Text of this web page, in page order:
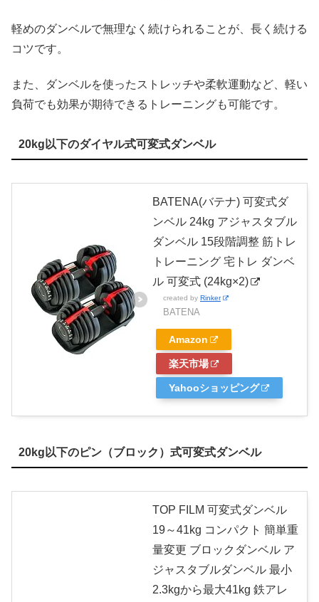
軽めのダンベルで無理なく続けられることが、長く続ける
コツです。
また、ダンベルを使ったストレッチや柔軟運動など、軽い
負荷でも効果が期待できるトレーニングも可能です。
20kg以下のダイヤル式可変式ダンベル
BATENA(バテナ) 可変式ダ
ンベル 24kg アジャスタブル
ダンベル 15段階調整 筋トレ
トレーニング 宅トレ ダンベ
ル 可変式 (24kg×2)
created by Rinker
BATENA
Amazon
楽天市場
Yahooショッピング
20kg以下のピン（ブロック）式可変式ダンベル
TOP FILM 可変式ダンベル
19～41kg コンパクト 簡単重
量変更 ブロックダンベル ア
ジャスタブルダンベル 最小
2.3kgから最大41kg 鉄アレ